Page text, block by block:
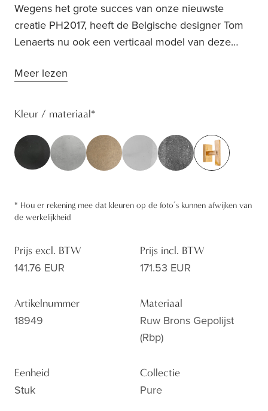
Wegens het grote succes van onze nieuwste
creatie PH2017, heeft de Belgische designer Tom
Lenaerts nu ook een verticaal model van deze
combinatie met PH2017 of als raamklink! Dit strak
Meer lezen
Kleur / materiaal*
* Hou er rekening mee dat kleuren op de foto’s kunnen afwijken van
de werkelijkheid
Prijs excl. BTW
141.76 EUR
Prijs incl. BTW
171.53 EUR
Artikelnummer
18949
Materiaal
Ruw Brons Gepolijst
(rbp)
Eenheid
Stuk
Collectie
Pure